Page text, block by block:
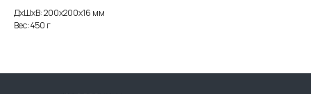
ДxШxВ: 200x200x16 мм
Вес: 450 г